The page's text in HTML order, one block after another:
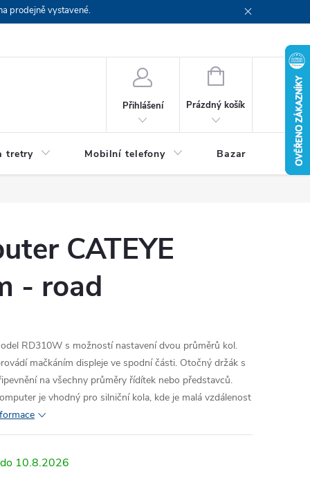
prodejně vystavené.
Přihlášení
NÁKUPNÍ
Prázdný košík
tretry Mobilní telefony Bazar Servis
CATEYE
- road
RD310W s možností nastavení dvou průměrů kol.
mačkáním displeje ve spodní části. Otočný držák s
na všechny průměry řídítek nebo představců.
je vhodný pro silniční kola, kde je malá vzdálenost
10.8.2026